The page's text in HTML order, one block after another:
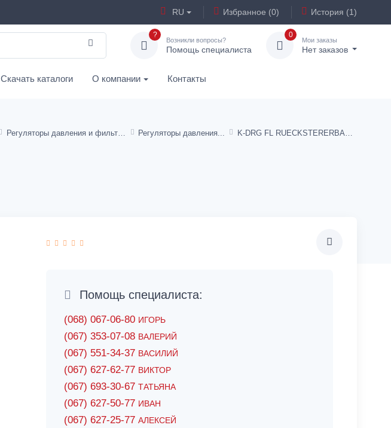
RU Избранное (0) История (1)
?
Возникли вопросы?
Помощь специалиста
0
Мои заказы
Нет заказов
Скачать каталоги О компании Контакты
Регуляторы давления и фильтры из нержавеющей стали 1.4404 Регуляторы давления K-DRG FL RUECKSTERERBAR M MANO VA
Помощь специалиста:
(068) 067-06-80 ИГОРЬ
(067) 353-07-08 ВАЛЕРИЙ
(067) 551-34-37 ВАСИЛИЙ
(067) 627-62-77 ВИКТОР
(067) 693-30-67 ТАТЬЯНА
(067) 627-50-77 ИВАН
(067) 627-25-77 АЛЕКСЕЙ